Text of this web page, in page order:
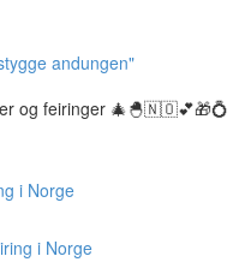
andungen"
og feiringer 🎄🐣🇳🇴💕🎁💍
i Norge
i Norge